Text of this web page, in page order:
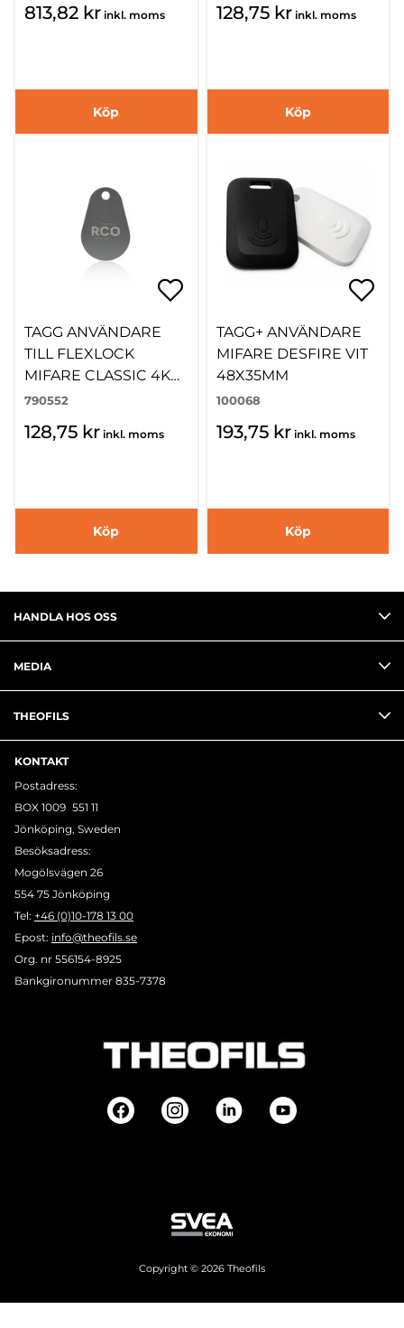
813,82 kr inkl. moms
Köp
128,75 kr inkl. moms
Köp
TAGG ANVÄNDARE
TILL FLEXLOCK
MIFARE CLASSIC 4K
LÅS GRÅ
790552
128,75 kr inkl. moms
Köp
TAGG+ ANVÄNDARE
MIFARE DESFIRE VIT
48X35MM
100068
193,75 kr inkl. moms
Köp
HANDLA HOS OSS
MEDIA
THEOFILS
KONTAKT
Postadress:
BOX 1009 551 11
Jönköping, Sweden
Besöksadress:
Mogölsvägen 26
554 75 Jönköping
Tel: +46 (0)10-178 13 00
Epost: info@theofils.se
Org. nr 556154-8925
Bankgironummer 835-7378
Copyright © 2026 Theofils